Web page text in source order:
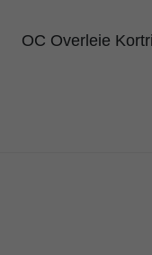
OC Overleie